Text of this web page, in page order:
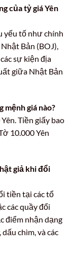
của tỷ giá Yên
yếu tố như chính
Bản (BOJ),
sự kiện địa
giữa Nhật Bản
mệnh giá nào?
Tiền giấy bao
10.000 Yên
giả khi đổi
tiền tại các tổ
các quầy đổi
điểm nhận dạng
chìm, và các